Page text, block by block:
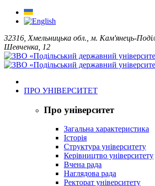
32316, Хмельницька обл., м. Кам'янець-
Шевченка, 12
ПРО УНІВЕРСИТЕТ
Про університет
Загальна характеристика
Історія
Структура університету
Керівництво університету
Вчена рада
Наглядова рада
Ректорат університету